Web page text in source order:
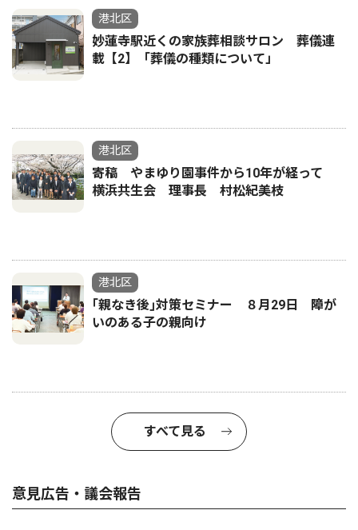
港北区
妙蓮寺駅近くの家族葬相談サロン 葬儀連
載【2】「葬儀の種類について」
港北区
寄稿 やまゆり園事件から10年が経って
横浜共生会 理事長 村松紀美枝
港北区
｢親なき後｣対策セミナー ８月29日 障が
いのある子の親向け
すべて見る
意見広告・議会報告